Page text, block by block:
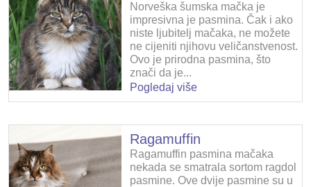
Norveška šumska mačka je
impresivna je pasmina. Čak i ako
niste ljubitelj mačaka, ne možete
ne cijeniti njihovu veličanstvenost.
Ovo je prirodna pasmina, što
znači da je...
Pogledaj više
Ragamuffin
Ragamuffin pasmina mačaka
nekada se smatrala sortom ragdol
pasmine. Ove dvije pasmine su u